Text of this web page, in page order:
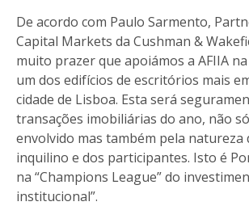
De acordo com Paulo Sarmento,
Capital Markets da Cushman &
muito prazer que apoiámos a AFIIA
um dos edifícios de escritórios mais
cidade de Lisboa. Esta será
transações imobiliárias do ano, não
envolvido mas também pela natureza
inquilino e dos participantes. Isto é
na “Champions League” do
institucional”.